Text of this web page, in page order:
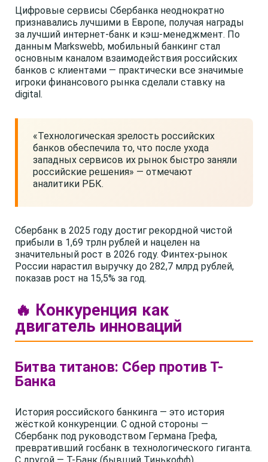
Цифровые сервисы Сбербанка неоднократно
признавались лучшими в Европе, получая награды
за лучший интернет-банк и кэш-менеджмент. По
данным Markswebb, мобильный банкинг стал
основным каналом взаимодействия российских
банков с клиентами — практически все значимые
игроки финансового рынка сделали ставку на
digital.
«Технологическая зрелость российских
банков обеспечила то, что после ухода
западных сервисов их рынок быстро заняли
российские решения» — отмечают
аналитики РБК.
Сбербанк в 2025 году достиг рекордной чистой
прибыли в 1,69 трлн рублей и нацелен на
значительный рост в 2026 году. Финтех-рынок
России нарастил выручку до 282,7 млрд рублей,
показав рост на 15,5% за год.
🔥 Конкуренция как
двигатель инноваций
Битва титанов: Сбер против Т-
Банка
История российского банкинга — это история
жёсткой конкуренции. С одной стороны —
Сбербанк под руководством Германа Грефа,
превративший госбанк в технологического гиганта.